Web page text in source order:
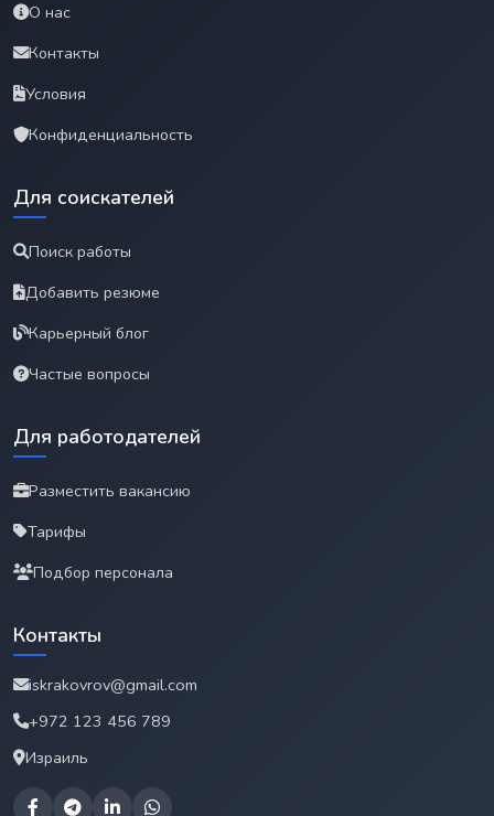
О нас
Контакты
Условия
Конфиденциальность
Для соискателей
Поиск работы
Добавить резюме
Карьерный блог
Частые вопросы
Для работодателей
Разместить вакансию
Тарифы
Подбор персонала
Контакты
iskrakovrov@gmail.com
+972 123 456 789
Израиль